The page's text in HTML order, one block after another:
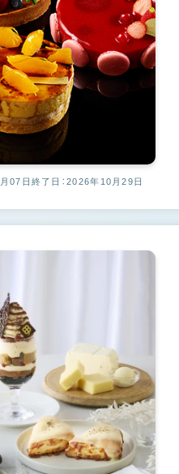
07日 終了日：2026年10月29日